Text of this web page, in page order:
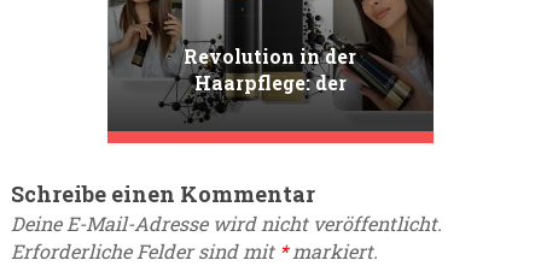
Revolution in der
Haarpflege: der
zweiphasige Conditioner
mit Keratin von Nanoil
Schreibe einen Kommentar
Deine E-Mail-Adresse wird nicht veröffentlicht.
Erforderliche Felder sind mit *markiert.